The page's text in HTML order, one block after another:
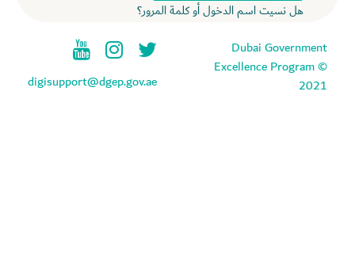
هل نسيت اسم الدخول أو كلمة المرور؟
Dubai Government
Excellence Program ©
2021
digisupport@dgep.gov.ae